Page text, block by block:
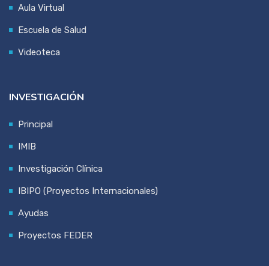
Aula Virtual
Escuela de Salud
Videoteca
INVESTIGACIÓN
Principal
IMIB
Investigación Clínica
IBIPO (Proyectos Internacionales)
Ayudas
Proyectos FEDER